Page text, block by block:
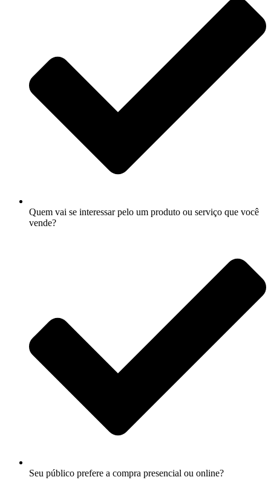
Quem vai se interessar pelo um produto ou serviço que você
vende?
Seu público prefere a compra presencial ou online?